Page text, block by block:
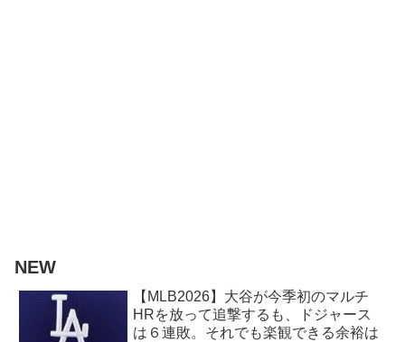
NEW
【MLB2026】大谷が今季初のマルチ
HRを放って追撃するも、ドジャース
は６連敗。それでも楽観できる余裕は